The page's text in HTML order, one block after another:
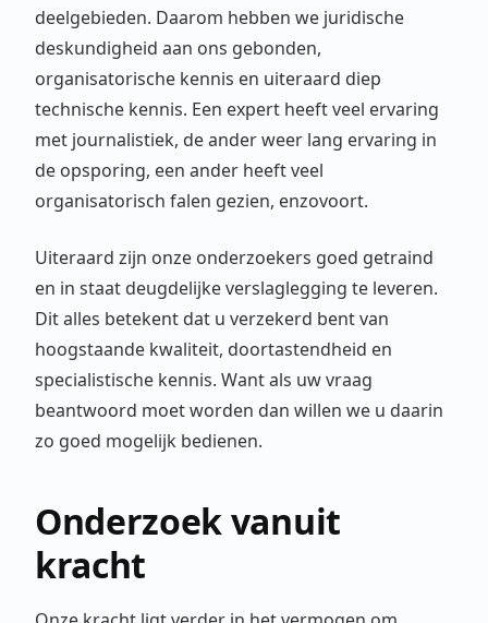
deelgebieden. Daarom hebben we juridische
deskundigheid aan ons gebonden,
organisatorische kennis en uiteraard diep
technische kennis. Een expert heeft veel ervaring
met journalistiek, de ander weer lang ervaring in
de opsporing, een ander heeft veel
organisatorisch falen gezien, enzovoort.
Uiteraard zijn onze onderzoekers goed getraind
en in staat deugdelijke verslaglegging te leveren.
Dit alles betekent dat u verzekerd bent van
hoogstaande kwaliteit, doortastendheid en
specialistische kennis. Want als uw vraag
beantwoord moet worden dan willen we u daarin
zo goed mogelijk bedienen.
Onderzoek vanuit
kracht